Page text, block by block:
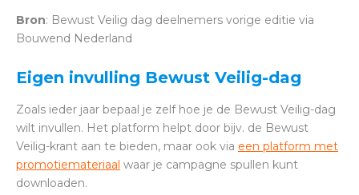
Bron: Bewust Veilig dag deelnemers vorige editie via
Bouwend Nederland
Eigen invulling Bewust Veilig-dag
Zoals ieder jaar bepaal je zelf hoe je de Bewust Veilig-dag
wilt invullen. Het platform helpt door bijv. de Bewust
Veilig-krant aan te bieden, maar ook via een platform met
promotiemateriaal waar je campagne spullen kunt
downloaden.